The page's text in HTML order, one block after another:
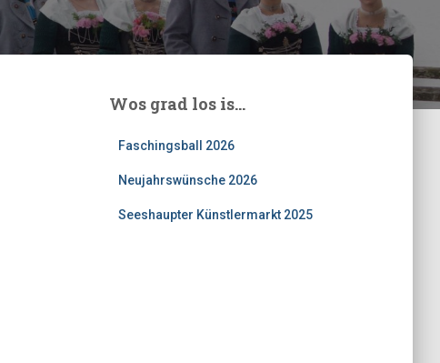
Wos grad los is…
Faschingsball 2026
Neujahrswünsche 2026
Seeshaupter Künstlermarkt 2025